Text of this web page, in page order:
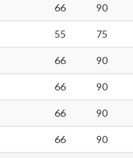
66 90
55 75
66 90
66 90
66 90
66 90